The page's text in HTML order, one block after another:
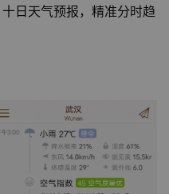
日天气预报，精准分时趋